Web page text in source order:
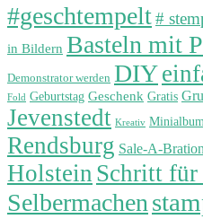
#geschtempelt#
in Bildern Basteln mit
Demonstrator werden DIY
Fold Geburtstag Geschenk Gratis
Jevenstedt Kreativ Minialbum
Rendsburg Sale-A-Bration
Holstein Schritt
Selbermachen